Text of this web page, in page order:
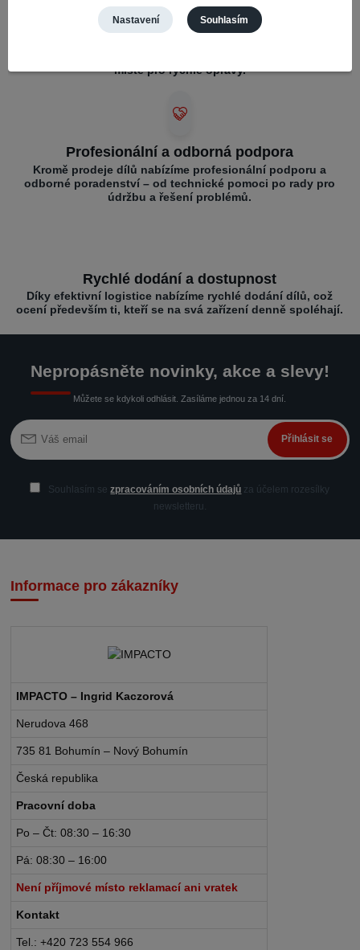
místě pro rychlé opravy.
Profesionální a odborná podpora
Kromě prodeje dílů nabízíme profesionální podporu a
odborné poradenství – od technické pomoci po rady pro
údržbu a řešení problémů.
Rychlé dodání a dostupnost
Díky efektivní logistice nabízíme rychlé dodání dílů, což
ocení především ti, kteří se na svá zařízení denně spoléhají.
Nepropásněte novinky, akce a slevy!
Můžete se kdykoli odhlásit. Zasíláme jednou za 14 dní.
Přihlásit se
Souhlasím sezpracováním osobních údajů za účelem rozesílky
newsletteru.
Informace pro zákazníky
IMPACTO – Ingrid Kaczorová
Nerudova 468
735 81 Bohumín – Nový Bohumín
Česká republika
Pracovní doba
Po – Čt: 08:30 – 16:30
Pá: 08:30 – 16:00
Není příjmové místo reklamací ani vratek
Kontakt
Tel.: +420 723 554 966
Nastavení Souhlasím